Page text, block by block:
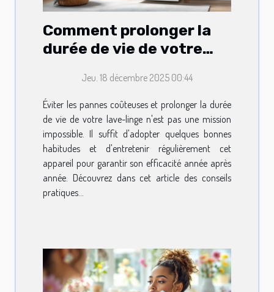
Comment prolonger la
durée de vie de votre
Jeu. 18 décembre 2025 00:44
Éviter les pannes coûteuses et prolonger la durée
de vie de votre lave-linge n'est pas une mission
impossible. Il suffit d'adopter quelques bonnes
habitudes et d'entretenir régulièrement cet
appareil pour garantir son efficacité année après
année. Découvrez dans cet article des conseils
pratiques...